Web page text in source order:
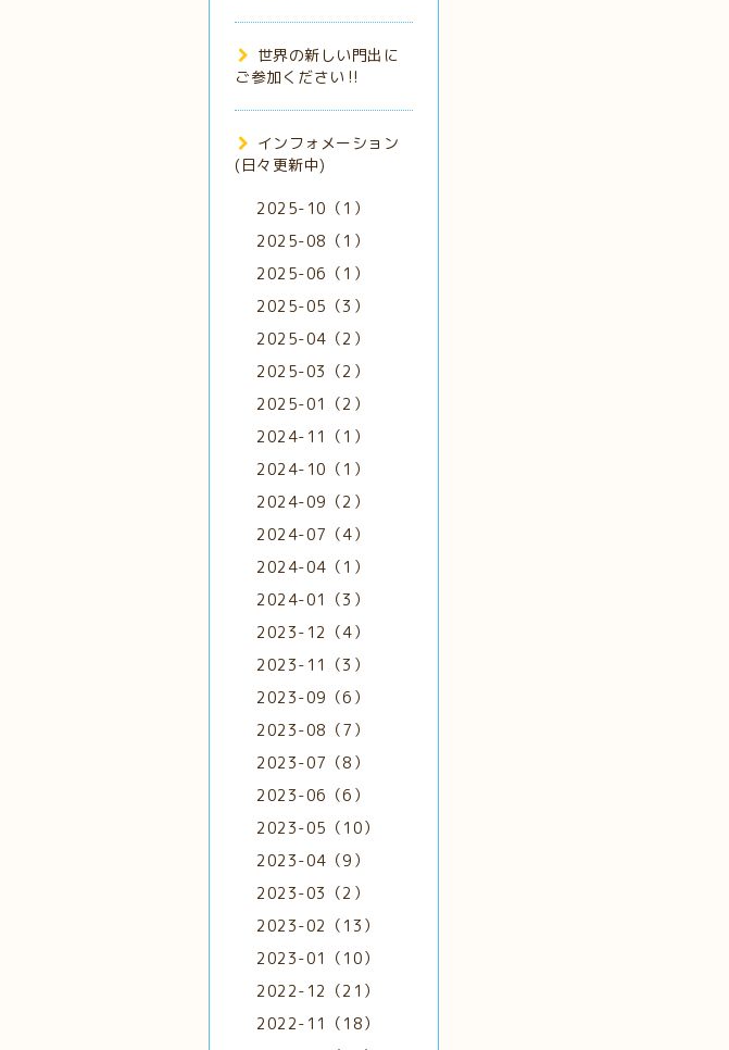
世界の新しい門出に
ご参加ください‼️
インフォメーション
(日々更新中)
2025-10（1）
2025-08（1）
2025-06（1）
2025-05（3）
2025-04（2）
2025-03（2）
2025-01（2）
2024-11（1）
2024-10（1）
2024-09（2）
2024-07（4）
2024-04（1）
2024-01（3）
2023-12（4）
2023-11（3）
2023-09（6）
2023-08（7）
2023-07（8）
2023-06（6）
2023-05（10）
2023-04（9）
2023-03（2）
2023-02（13）
2023-01（10）
2022-12（21）
2022-11（18）